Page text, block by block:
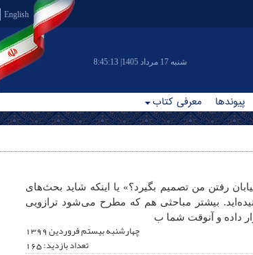
English
8:45:13 |شنبه 17 مرداد 1405
پیوندها معرفی کتاب
رفتن من تصمیم بگیرد؟» یا اینکه شاید بحث‌های
بیشتر مباحثی هم که مطرح می‌شود ترازویی
داده و آنوقت شما ب
چهارشنبه بیستم فروردين 1399
تعداد بازدید: 165